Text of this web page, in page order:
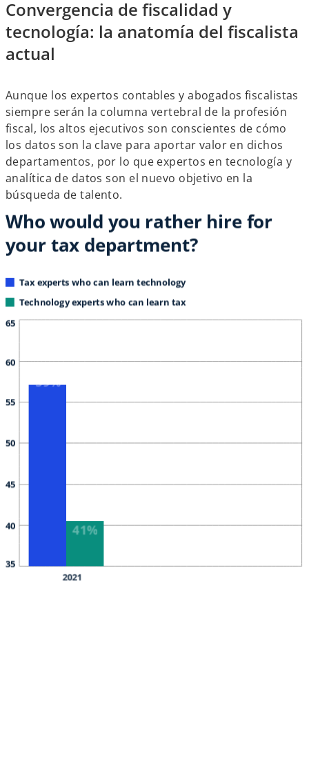
Convergencia de fiscalidad y
tecnología: la anatomía del fiscalista
actual
Aunque los expertos contables y abogados fiscalistas
siempre serán la columna vertebral de la profesión
fiscal, los altos ejecutivos son conscientes de cómo
los datos son la clave para aportar valor en dichos
departamentos, por lo que expertos en tecnología y
analítica de datos son el nuevo objetivo en la
búsqueda de talento.